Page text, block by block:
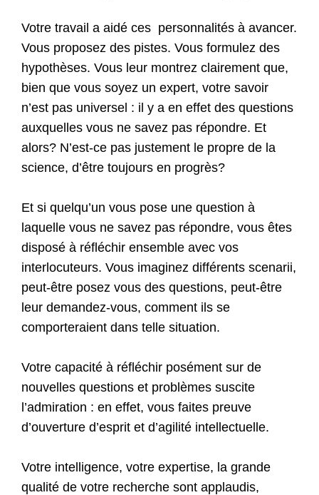
Votre travail a aidé ces personnalités à avancer.
Vous proposez des pistes. Vous formulez des
hypothèses. Vous leur montrez clairement que,
bien que vous soyez un expert, votre savoir
n’est pas universel : il y a en effet des questions
auxquelles vous ne savez pas répondre. Et
alors? N’est-ce pas justement le propre de la
science, d’être toujours en progrès?
Et si quelqu’un vous pose une question à
laquelle vous ne savez pas répondre, vous êtes
disposé à réfléchir ensemble avec vos
interlocuteurs. Vous imaginez différents scenarii,
peut-être posez vous des questions, peut-être
leur demandez-vous, comment ils se
comporteraient dans telle situation.
Votre capacité à réfléchir posément sur de
nouvelles questions et problèmes suscite
l’admiration : en effet, vous faites preuve
d’ouverture d’esprit et d’agilité intellectuelle.
Votre intelligence, votre expertise, la grande
qualité de votre recherche sont applaudis,